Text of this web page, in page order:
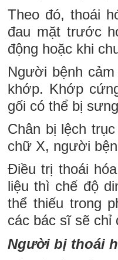
Theo đó, thoái
đau mặt trước
động hoặc khi
Người bệnh
khớp. Khớp
gối có thể bị
Chân bị lệch
chữ X, người
Điều trị thoái
liệu thì chế độ
thể thiếu trong
các bác sĩ sẽ chỉ
Người bị thoái